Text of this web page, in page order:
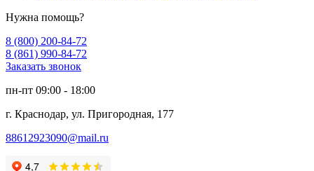
Нужна помощь?
8 (800) 200-84-72
8 (861) 990-84-72
Заказать звонок
пн-пт 09:00 - 18:00
г. Краснодар, ул. Пригородная, 177
88612923090@mail.ru